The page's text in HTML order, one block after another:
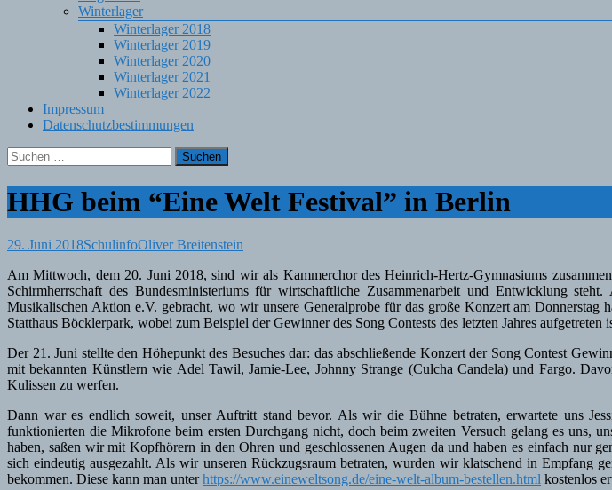
Winterlager
Winterlager 2018
Winterlager 2019
Winterlager 2020
Winterlager 2021
Winterlager 2022
Impressum
Datenschutzbestimmungen
Suchen
nach:
HHG beim “Eine Welt Festival” in Berlin
29. Juni 2018SchulinfoOliver Breitenstein
Am Mittwoch, dem 20. Juni 2018, sind wir als Kammerchor des Heinrich-Hertz-Gymnasiums
Schirmherrschaft des Bundesministeriums für wirtschaftliche Zusammenarbeit und Entwicklung
Musikalischen Aktion e.V. gebracht, wo wir unsere Generalprobe für das große Konzert am
Statthaus Böcklerpark, wobei zum Beispiel der Gewinner des Song Contests des letzten Jahres aufgetreten
Der 21. Juni stellte den Höhepunkt des Besuches dar: das abschließende Konzert der Song Contest
mit bekannten Künstlern wie Adel Tawil, Jamie-Lee, Johnny Strange (Culcha Candela) und Fargo.
Kulissen zu werfen.
Dann war es endlich soweit, unser Auftritt stand bevor. Als wir die Bühne betraten, erwartete uns
funktionierten die Mikrofone beim ersten Durchgang nicht, doch beim zweiten Versuch gelang es uns,
haben, saßen wir mit Kopfhörern in den Ohren und geschlossenen Augen da und haben es einfach nur
sich eindeutig ausgezahlt. Als wir unseren Rückzugsraum betraten, wurden wir klatschend in Empfang
bekommen. Diese kann man unterhttps://www.eineweltsong.de/eine-welt-album-bestellen.html kostenlos